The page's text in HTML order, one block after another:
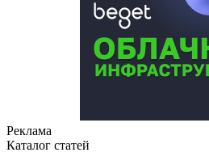
Реклама
Каталог статей